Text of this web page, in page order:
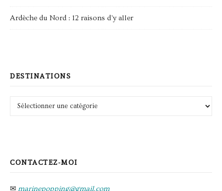
Ardèche du Nord : 12 raisons d’y aller
DESTINATIONS
Destinations
CONTACTEZ-MOI
✉ marinepopping@gmail.com